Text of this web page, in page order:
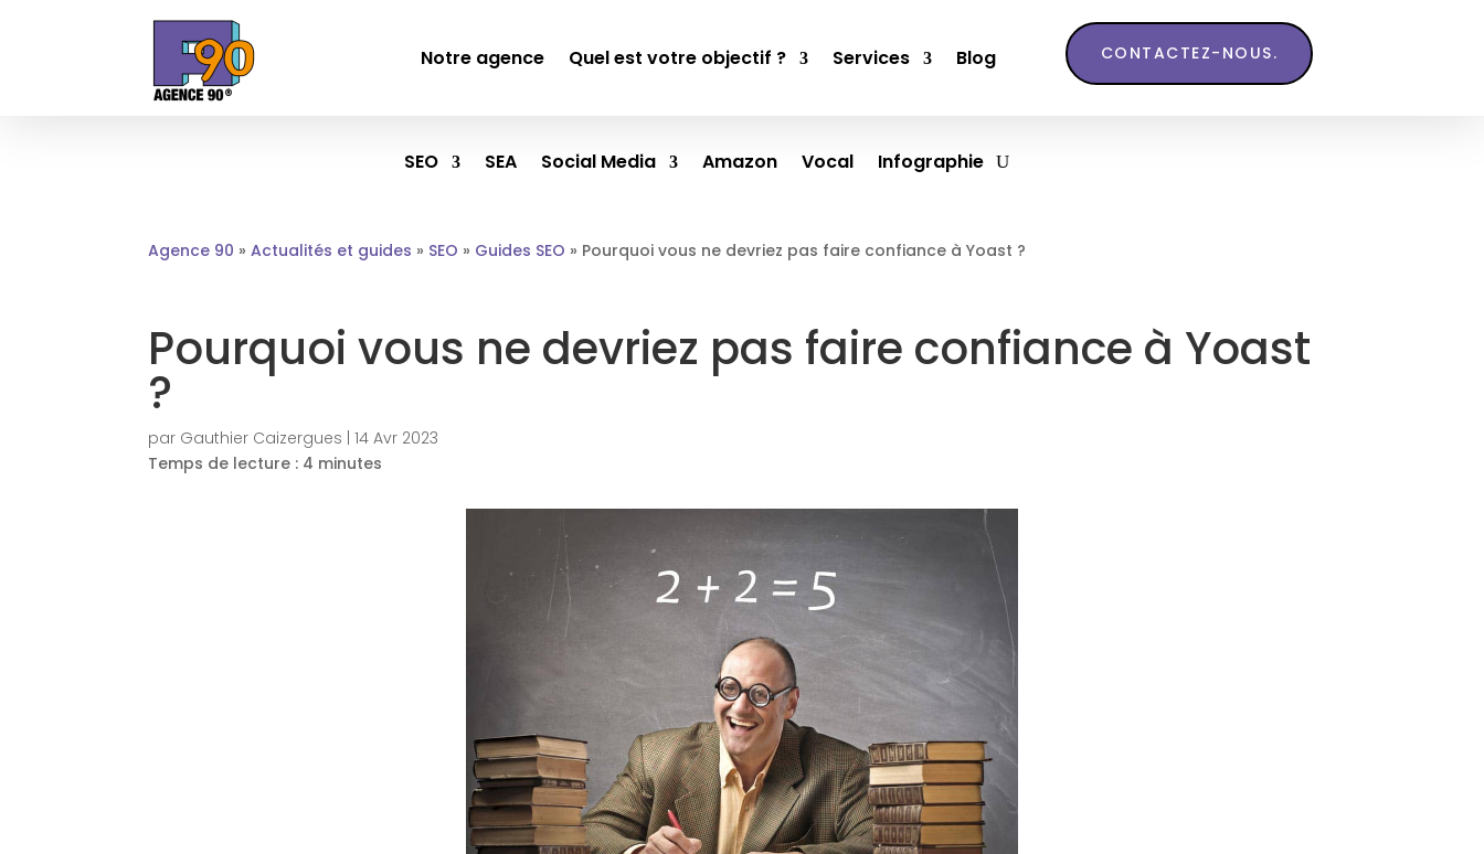
Notre agence Quel est votre objectif ? Services Blog CONTACTEZ-NOUS.
SEO SEA Social Media Amazon Vocal Infographie
Agence 90 »Actualités et guides » SEO » Guides SEO » Pourquoi vous ne devriez pas faire confiance à Yoast ?
Pourquoi vous ne devriez pas faire confiance à Yoast
?
par Gauthier Caizergues |14 Avr 2023
Temps de lecture : 4 minutes